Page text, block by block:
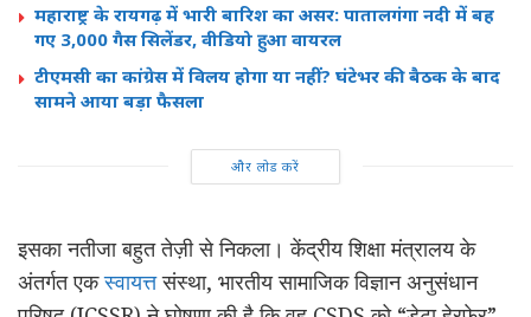
महाराष्ट्र के रायगढ़ में भारी बारिश का असर: पातालगंगा नदी में बह
गए 3,000 गैस सिलेंडर, वीडियो हुआ वायरल
टीएमसी का कांग्रेस में विलय होगा या नहीं? घंटेभर की बैठक के बाद
सामने आया बड़ा फैसला
और लोड करें
इसका नतीजा बहुत तेज़ी से निकला। केंद्रीय शिक्षा मंत्रालय के
अंतर्गत एकस्वायत्तसंस्था, भारतीय सामाजिक विज्ञान अनुसंधान